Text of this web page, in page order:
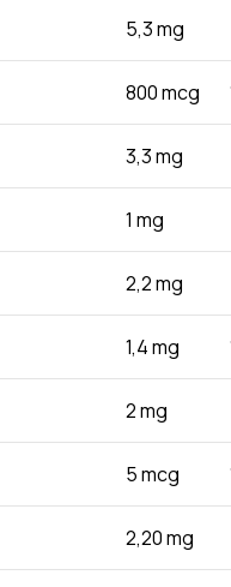
5,3 mg
800 mcg
3,3 mg
1 mg
2,2 mg
1,4 mg
2 mg
5 mcg
2,20 mg